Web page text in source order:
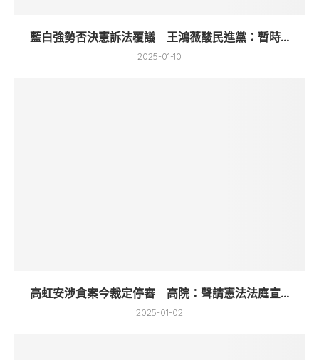
藍白強勢否決憲訴法覆議 王鴻薇酸民進黨：暫時...
2025-01-10
高虹安涉貪案今裁定停審 高院：聲請憲法法庭宣...
2025-01-02